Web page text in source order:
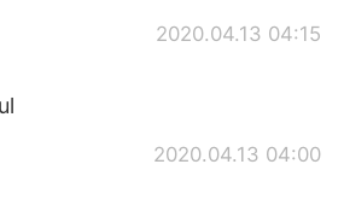
2020.04.13 04:15
2020.04.13 04:00